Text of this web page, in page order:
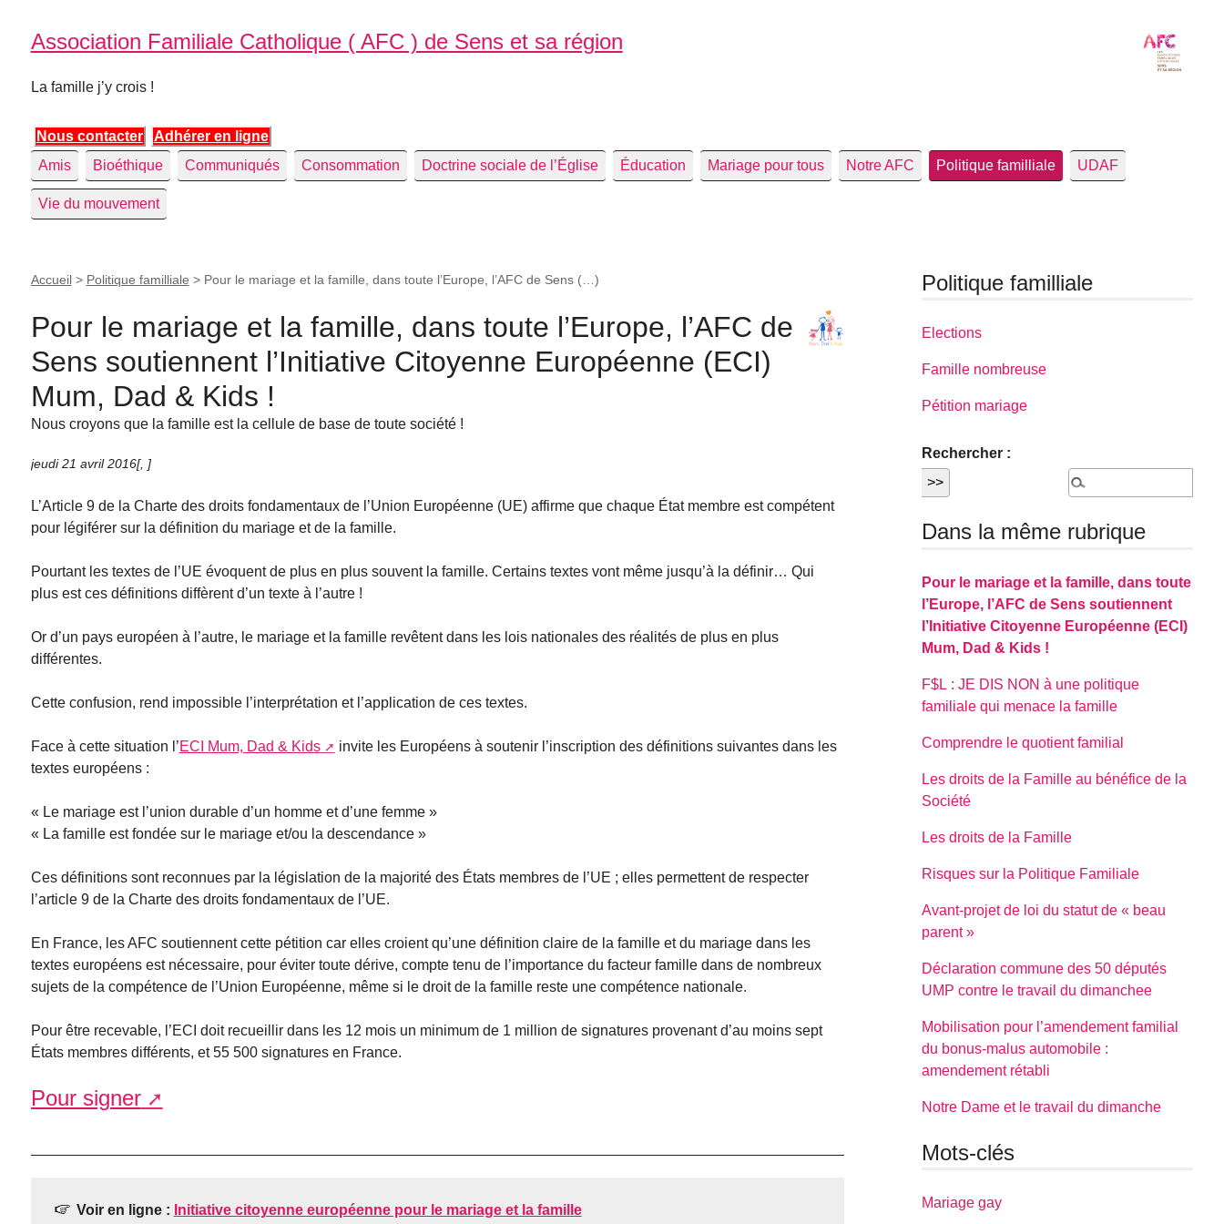
Association Familiale Catholique ( AFC ) de Sens et sa région
La famille j’y crois !
Nous contacter
Adhérer en ligne
Amis
Bioéthique Communiqués Consommation Doctrine sociale de l’Église Éducation Mariage pour tous Notre AFC Politique familliale UDAF
Vie du mouvement
Accueil> Politique familliale > Pour le mariage et la famille, dans toute l’Europe, l’AFC de Sens (…)
Pour le mariage et la famille, dans toute l’Europe, l’AFC de
Sens soutiennent l’Initiative Citoyenne Européenne (ECI)
Mum, Dad & Kids !
Nous croyons que la famille est la cellule de base de toute société !
jeudi 21 avril 2016[, ]
L’Article 9 de la Charte des droits fondamentaux de l’Union Européenne (UE) affirme que chaque État membre est compétent
pour légiférer sur la définition du mariage et de la famille.
Pourtant les textes de l’UE évoquent de plus en plus souvent la famille. Certains textes vont même jusqu’à la définir… Qui
plus est ces définitions diffèrent d’un texte à l’autre !
Or d’un pays européen à l’autre, le mariage et la famille revêtent dans les lois nationales des réalités de plus en plus
différentes.
Cette confusion, rend impossible l’interprétation et l’application de ces textes.
Face à cette situation l’ECI Mum, Dad & Kids
invite les Européens à soutenir l’inscription des définitions suivantes dans les
textes européens :
« Le mariage est l’union durable d’un homme et d’une femme »
« La famille est fondée sur le mariage et/ou la descendance »
Ces définitions sont reconnues par la législation de la majorité des États membres de l’UE ; elles permettent de respecter
l’article 9 de la Charte des droits fondamentaux de l’UE.
En France, les AFC soutiennent cette pétition car elles croient qu’une définition claire de la famille et du mariage dans les
textes européens est nécessaire, pour éviter toute dérive, compte tenu de l’importance du facteur famille dans de nombreux
sujets de la compétence de l’Union Européenne, même si le droit de la famille reste une compétence nationale.
Pour être recevable, l’ECI doit recueillir dans les 12 mois un minimum de 1 million de signatures provenant d’au moins sept
États membres différents, et 55 500 signatures en France.
Pour signer
Voir en ligne : Initiative citoyenne européenne pour le mariage et la famille
Politique familliale
Elections
Famille nombreuse
Pétition mariage
Rechercher :
Dans la même rubrique
Pour le mariage et la famille, dans toute
l’Europe, l’AFC de Sens soutiennent
l’Initiative Citoyenne Européenne (ECI)
Mum, Dad & Kids !
F$L : JE DIS NON à une politique
familiale qui menace la famille
Comprendre le quotient familial
Les droits de la Famille au bénéfice de la
Société
Les droits de la Famille
Risques sur la Politique Familiale
Avant-projet de loi du statut de « beau
parent »
Déclaration commune des 50 députés
UMP contre le travail du dimanchee
Mobilisation pour l’amendement familial
du bonus-malus automobile :
amendement rétabli
Notre Dame et le travail du dimanche
Mots-clés
Mariage gay